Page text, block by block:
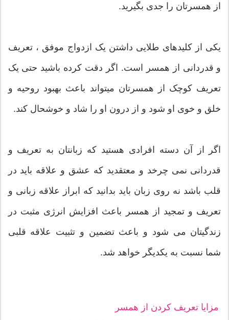
از همسرتان را جدی بگیرید.
یکی از کلیدهای طلایی داشتن یک ازدواج موفق ، تعریف
و قدردانی از همسر است. اگر دقت کرده باشید حتی یک
تعریف کوچک از همسرتان میتواند باعث بهبود روحیه و
خلق و خوی او شود و از درون او را شاد و خوشحال کند.
اگر از آن دسته افرادی هستید که زبانتان به تعریف و
قدردانی نمی چرخد و معتقدید که عشق و علاقه باید در
قلب باشد نه روی زبان باید بدانید که ابراز علاقه زبانی و
تعریف و تمجید از همسر باعث افزایش انرژی مثبت در
زندگیتان می شود و باعث تضمین و تثبیت علاقه قلبی
شما نسبت به یکدیگر خواهد شد.
مزایا تعریف کردن از همسر